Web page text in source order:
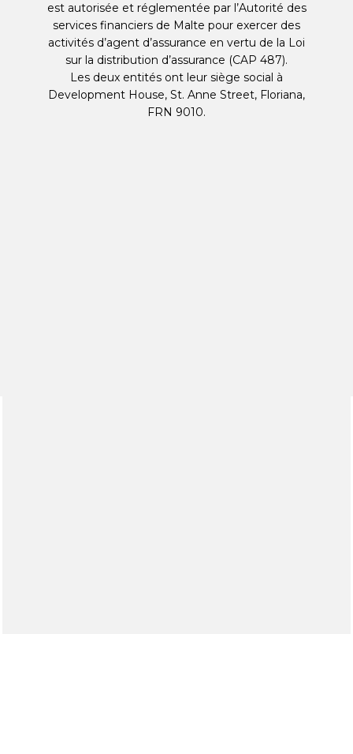
est autorisée et réglementée par l’Autorité des
services financiers de Malte pour exercer des
activités d’agent d’assurance en vertu de la Loi
sur la distribution d’assurance (CAP 487).
Les deux entités ont leur siège social à
Development House, St. Anne Street, Floriana,
FRN 9010.